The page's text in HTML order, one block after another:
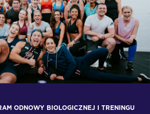
ODNOWY BIOLOGICZNEJ I TRENINGU